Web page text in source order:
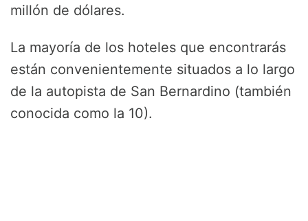
millón de dólares.
La mayoría de los hoteles que encontrarás
están convenientemente situados a lo largo
de la autopista de San Bernardino (también
conocida como la 10).